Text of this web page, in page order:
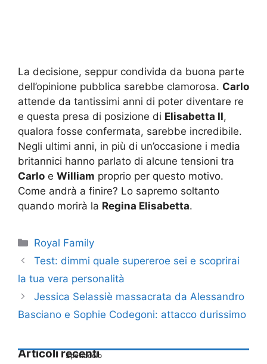
La decisione, seppur condivida da buona parte
dell’opinione pubblica sarebbe clamorosa. Carlo
attende da tantissimi anni di poter diventare re
e questa presa di posizione di Elisabetta II,
qualora fosse confermata, sarebbe incredibile.
Negli ultimi anni, in più di un’occasione i media
britannici hanno parlato di alcune tensioni tra
Carlo e William proprio per questo motivo.
Come andrà a finire? Lo sapremo soltanto
quando morirà la Regina Elisabetta.
Categorie
Royal Family
Test: dimmi quale supereroe sei e scoprirai
la tua vera personalità
Jessica Selassiè massacrata da Alessandro
Basciano e Sophie Codegoni: attacco durissimo
Articoli recenti
Spettacolo